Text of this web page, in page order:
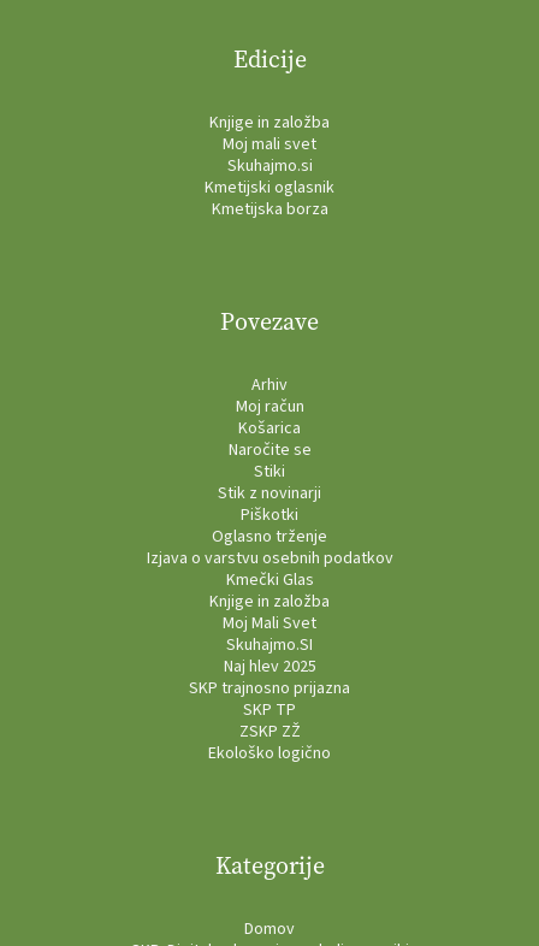
Edicije
Knjige in založba
Moj mali svet
Skuhajmo.si
Kmetijski oglasnik
Kmetijska borza
Povezave
Arhiv
Moj račun
Košarica
Naročite se
Stiki
Stik z novinarji
Piškotki
Oglasno trženje
Izjava o varstvu osebnih podatkov
Kmečki Glas
Knjige in založba
Moj Mali Svet
Skuhajmo.SI
Naj hlev 2025
SKP trajnosno prijazna
SKP TP
ZSKP ZŽ
Ekološko logično
Kategorije
Domov